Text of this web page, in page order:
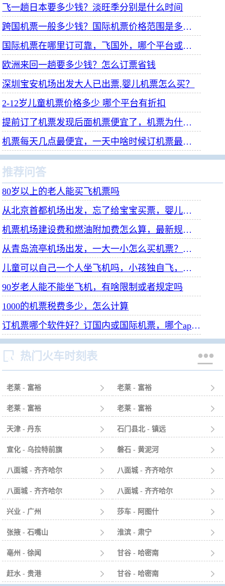
飞一趟日本要多少钱？淡旺季分别是什么时间
跨国机票一般多少钱？国际机票价格范围是多少，咋订便宜
国际机票在哪里订可靠，飞国外，哪个平台或官网订票最放心？
欧洲来回一趟要多少钱？怎么订票省钱
深圳宝安机场出发大人已出票,婴儿机票怎么买？
2-12岁儿童机票价格多少 哪个平台有折扣
提前订了机票发现后面机票便宜了，机票为什么越晚买越便宜
机票每天几点最便宜，一天中啥时候订机票最省钱？
推荐问答
80岁以上的老人能买飞机票吗
从北京首都机场出发，忘了给宝宝买票，婴儿票需要去机场补吗
机票机场建设费和燃油附加费怎么算，最新规定是什么
从青岛流亭机场出发，一大一小怎么买机票？订票流程是什么
儿童可以自己一个人坐飞机吗，小孩独自飞，有啥规定和流程？
90岁老人能不能坐飞机，有啥限制或者规定吗
1000的机票税费多少，怎么计算
订机票哪个软件好？订国内或国际机票，哪个app用起来便宜省心
 热门火车时刻表 
老莱 - 富裕  老莱 - 富裕 
老莱 - 富裕  老莱 - 富裕 
天津 - 丹东  石门县北 - 镇远 
宣化 - 乌拉特前旗  磐石 - 黄泥河 
八面城 - 齐齐哈尔  八面城 - 齐齐哈尔 
八面城 - 齐齐哈尔  八面城 - 齐齐哈尔 
兴业 - 广州  莎车 - 阿图什 
张掖 - 石嘴山  淮滨 - 肃宁 
亳州 - 徐闻  甘谷 - 哈密南 
赶水 - 贵港  甘谷 - 哈密南 